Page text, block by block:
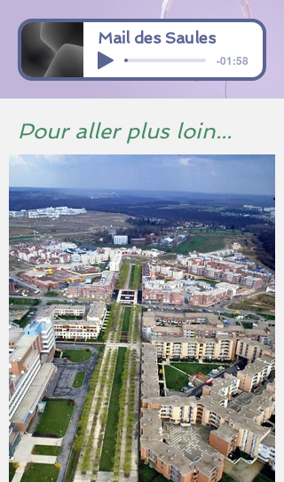
Mail des Saules
-01:58
Pour aller plus loin...